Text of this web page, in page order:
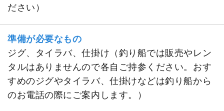
ださい）
準備が必要なもの
ジグ、タイラバ、仕掛け（釣り船では販売やレン
タルはありませんので各自ご持参ください。おす
すめのジグやタイラバ、仕掛けなどは釣り船から
のお電話の際にご案内します。）